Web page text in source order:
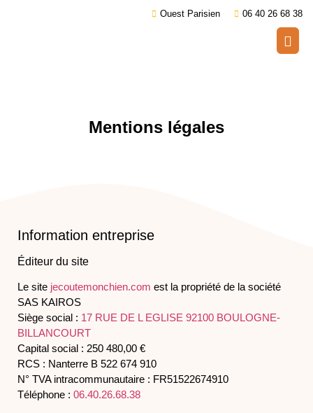
Ouest Parisien 06 40 26 68 38
Mentions légales
Information entreprise
Éditeur du site
Le site jecoutemonchien.com est la propriété de la société
SAS KAIROS
Siège social : 17 RUE DE L EGLISE 92100 BOULOGNE-
BILLANCOURT
Capital social : 250 480,00 €
RCS : Nanterre B 522 674 910
N° TVA intracommunautaire : FR51522674910
Téléphone : 06.40.26.68.38